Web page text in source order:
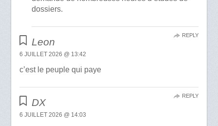
dossiers.
Leon
6 JUILLET 2026 @ 13:42
c’est le peuple qui paye
REPLY
DX
6 JUILLET 2026 @ 14:03
REPLY